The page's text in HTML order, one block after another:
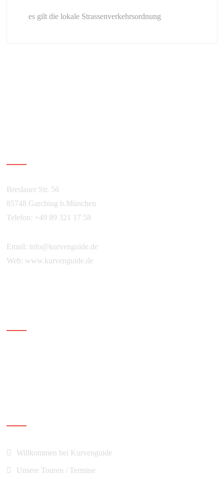
es gilt die lokale Strassenverkehrsordnung
Breslauer Str. 56
85748 Garching b.München
Telefon: +49 89 321 17 58
Email: info@kurvenguide.de
Web: www.kurvenguide.de
Willkommen bei Kurvenguide
Unsere Touren / Termine